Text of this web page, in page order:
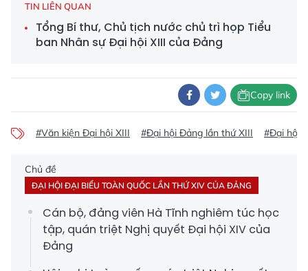
TIN LIÊN QUAN
Tổng Bí thư, Chủ tịch nước chủ trì họp Tiểu
ban Nhân sự Đại hội XIII của Đảng
Copy link
#Văn kiện Đại hội XIII #Đại hội Đảng lần thứ XIII #Đại hội
Chủ đề
ĐẠI HỘI ĐẠI BIỂU TOÀN QUỐC LẦN THỨ XIV CỦA ĐẢNG
Cán bộ, đảng viên Hà Tĩnh nghiêm túc học
tập, quán triệt Nghị quyết Đại hội XIV của
Đảng